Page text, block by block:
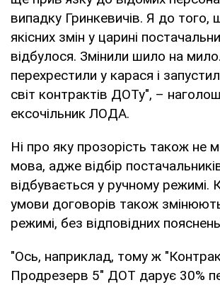
випадку Гринкевичів. Я до того,
якісних змін у царині
відбулося. Змінили шило на
перехрестили у карася і
світ контрактів ДОТу", –
ексочільник ЛОДА.
Ні про яку прозорість також не
мова, адже відбір
відбувається у ручному режимі.
умови договорів також
режимі, без відповідних
"Ось, наприклад, тому ж
Продрезерв 5" ДОТ дарує 30%